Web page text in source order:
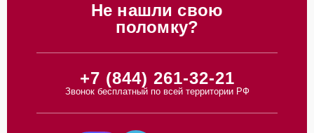
Не нашли свою
поломку?
+7 (844) 261-32-21
Звонок бесплатный по всей территории РФ